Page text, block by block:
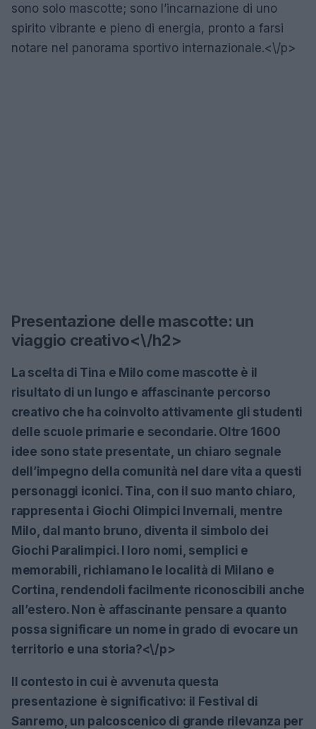
sono solo mascotte; sono l’incarnazione di uno
spirito vibrante e pieno di energia, pronto a farsi
notare nel panorama sportivo internazionale.<\/p>
Presentazione delle mascotte: un
viaggio creativo<\/h2>
La scelta di Tina e Milo come mascotte è il
risultato di un lungo e affascinante percorso
creativo che ha coinvolto attivamente gli studenti
delle scuole primarie e secondarie. Oltre 1600
idee sono state presentate, un chiaro segnale
dell’impegno della comunità nel dare vita a questi
personaggi iconici. Tina, con il suo manto chiaro,
rappresenta i Giochi Olimpici Invernali, mentre
Milo, dal manto bruno, diventa il simbolo dei
Giochi Paralimpici. I loro nomi, semplici e
memorabili, richiamano le località di Milano e
Cortina, rendendoli facilmente riconoscibili anche
all’estero. Non è affascinante pensare a quanto
possa significare un nome in grado di evocare un
territorio e una storia?<\/p>
Il contesto in cui è avvenuta questa
presentazione è significativo: il Festival di
Sanremo, un palcoscenico di grande rilevanza per